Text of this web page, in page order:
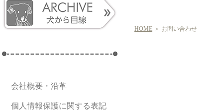
HOME ＞ お問い合わせ
会社概要・沿革
個人情報保護に関する表記